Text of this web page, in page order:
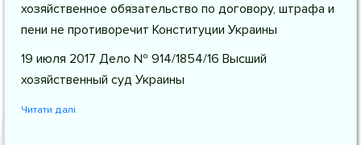
хозяйственное обязательство по договору, штрафа и
пени не противоречит Конституции Украины
19 июля 2017 Дело № 914/1854/16 Высший
хозяйственный суд Украины
Читати далі